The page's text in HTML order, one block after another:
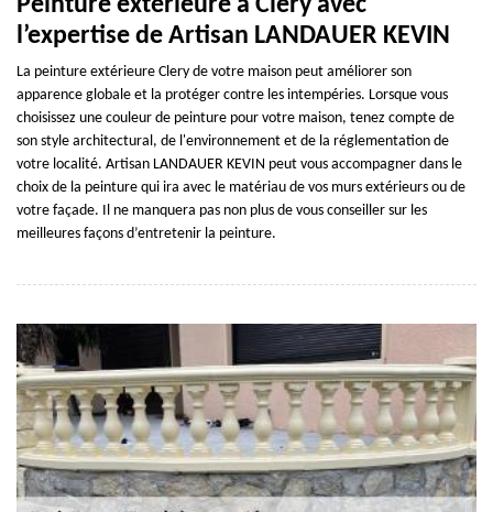
Peinture extérieure à Clery avec
l’expertise de Artisan LANDAUER KEVIN
La peinture extérieure Clery de votre maison peut améliorer son
apparence globale et la protéger contre les intempéries. Lorsque vous
choisissez une couleur de peinture pour votre maison, tenez compte de
son style architectural, de l'environnement et de la réglementation de
votre localité. Artisan LANDAUER KEVIN peut vous accompagner dans le
choix de la peinture qui ira avec le matériau de vos murs extérieurs ou de
votre façade. Il ne manquera pas non plus de vous conseiller sur les
meilleures façons d’entretenir la peinture.